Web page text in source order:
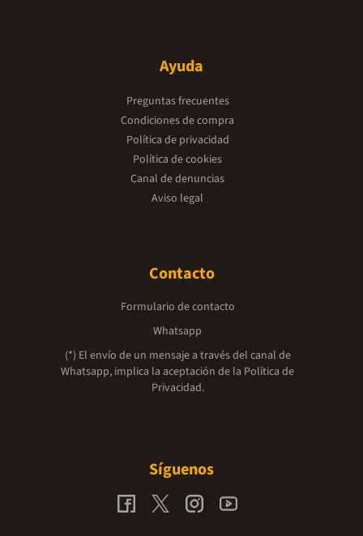
Ayuda
Preguntas frecuentes
Condiciones de compra
Política de privacidad
Política de cookies
Canal de denuncias
Aviso legal
Contacto
Formulario de contacto
Whatsapp
(*) El envío de un mensaje a través del canal de
Whatsapp, implica la aceptación de la Política de
Privacidad.
Síguenos